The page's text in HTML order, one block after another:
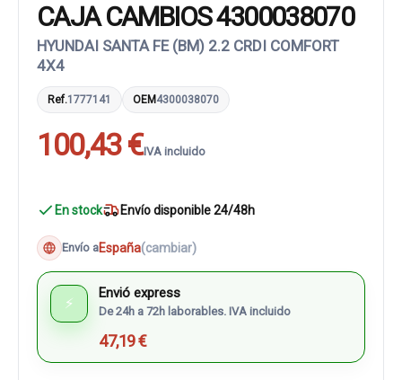
CAJA CAMBIOS 4300038070
HYUNDAI SANTA FE (BM) 2.2 CRDI COMFORT
4X4
Ref.1777141 OEM4300038070
100,43 €IVA incluido
En stock Envío disponible 24/48h
Envío aEspaña(cambiar)
⚡
Envió express
De 24h a 72h laborables. IVA incluido
47,19 €